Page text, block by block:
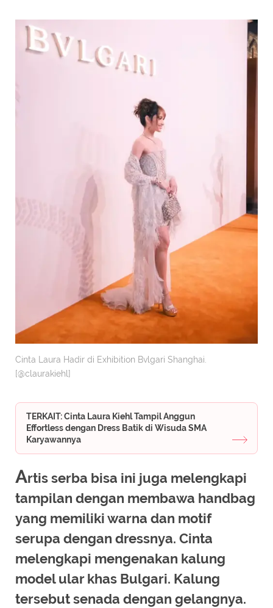
Cinta Laura Hadir di Exhibition Bvlgari Shanghai.
[@claurakiehl]
TERKAIT: Cinta Laura Kiehl Tampil Anggun
Effortless dengan Dress Batik di Wisuda SMA
Karyawannya
Artis serba bisa ini juga melengkapi
tampilan dengan membawa handbag
yang memiliki warna dan motif
serupa dengan dressnya. Cinta
melengkapi mengenakan kalung
model ular khas Bulgari. Kalung
tersebut senada dengan gelangnya.